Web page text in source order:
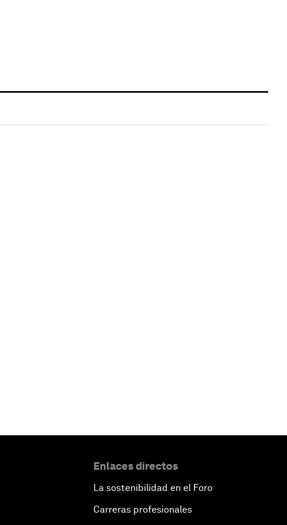
Enlaces directos
La sostenibilidad en el Foro
Carreras profesionales